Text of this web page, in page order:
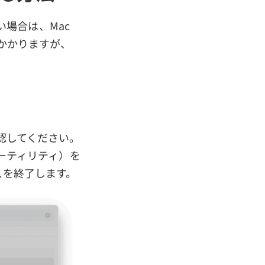
場合は、Mac
りますが、
てください。
ティリティ）を
終了します。